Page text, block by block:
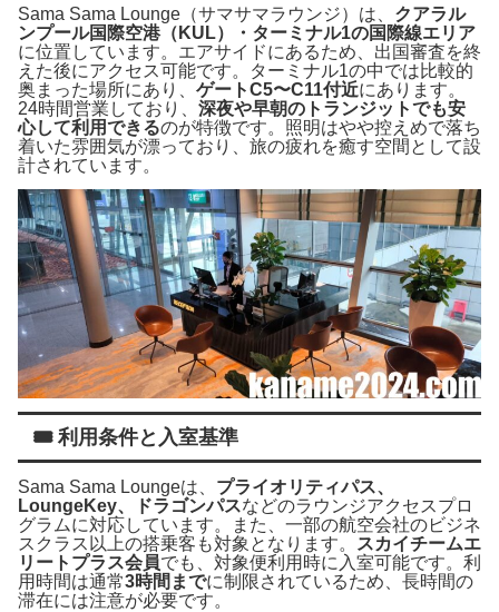
Sama Sama Lounge（サマサマラウンジ）は、 クアラル
ンプール国際空港（KUL）・ターミナル1の国際線エリア
に位置しています。エアサイドにあるため、出国審査を終
えた後にアクセス可能です。ターミナル1の中では比較的
奥まった場所にあり、 ゲートC5〜C11付近にあります。
24時間営業しており、 深夜や早朝のトランジットでも安
心して利用できるのが特徴です。照明はやや控えめで落ち
着いた雰囲気が漂っており、旅の疲れを癒す空間として設
計されています。
🎟 利用条件と入室基準
Sama Sama Loungeは、 プライオリティパス、
LoungeKey、ドラゴンパスなどのラウンジアクセスプロ
グラムに対応しています。また、一部の航空会社のビジネ
スクラス以上の搭乗客も対象となります。
スカイチームエ
リートプラス会員でも、対象便利用時に入室可能です。利
用時間は通常3時間までに制限されているため、長時間の
滞在には注意が必要です。